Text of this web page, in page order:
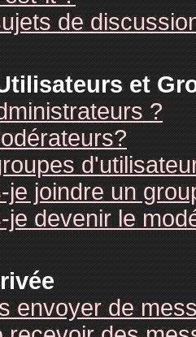
de
et
?
je joindre un
je devenir le
envoyer de